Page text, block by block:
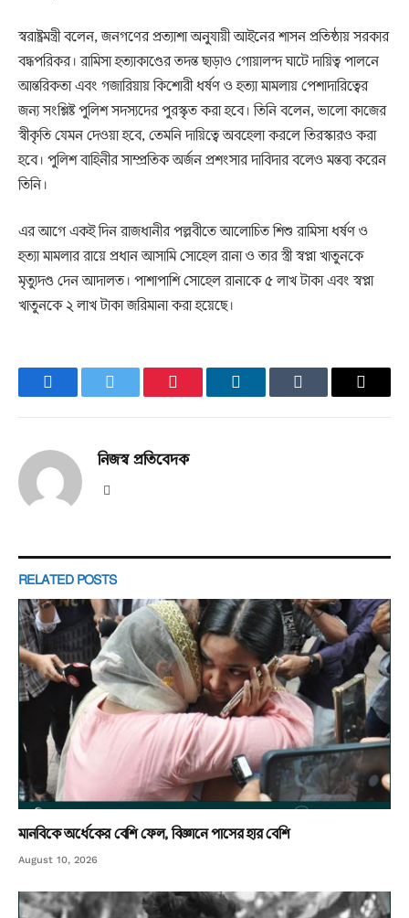
স্বরাষ্ট্রমন্ত্রী বলেন, জনগণের প্রত্যাশা অনুযায়ী আইনের শাসন প্রতিষ্ঠায় সরকার
বদ্ধপরিকর। রামিসা হত্যাকাণ্ডের তদন্ত ছাড়াও গোয়ালন্দ ঘাটে দায়িত্ব পালনে
আন্তরিকতা এবং গজারিয়ায় কিশোরী ধর্ষণ ও হত্যা মামলায় পেশাদারিত্বের
জন্য সংশ্লিষ্ট পুলিশ সদস্যদের পুরস্কৃত করা হবে। তিনি বলেন, ভালো কাজের
স্বীকৃতি যেমন দেওয়া হবে, তেমনি দায়িত্বে অবহেলা করলে তিরস্কারও করা
হবে। পুলিশ বাহিনীর সাম্প্রতিক অর্জন প্রশংসার দাবিদার বলেও মন্তব্য করেন
তিনি।
এর আগে একই দিন রাজধানীর পল্লবীতে আলোচিত শিশু রামিসা ধর্ষণ ও
হত্যা মামলার রায়ে প্রধান আসামি সোহেল রানা ও তার স্ত্রী স্বপ্না খাতুনকে
মৃত্যুদণ্ড দেন আদালত। পাশাপাশি সোহেল রানাকে ৫ লাখ টাকা এবং স্বপ্না
খাতুনকে ২ লাখ টাকা জরিমানা করা হয়েছে।
FacebookTwitter PinterestLinkedInTumblr Email
নিজস্ব প্রতিবেদক
RELATED POSTS
মানবিকে অর্ধেকের বেশি ফেল, বিজ্ঞানে পাসের হার বেশি
August 10, 2026